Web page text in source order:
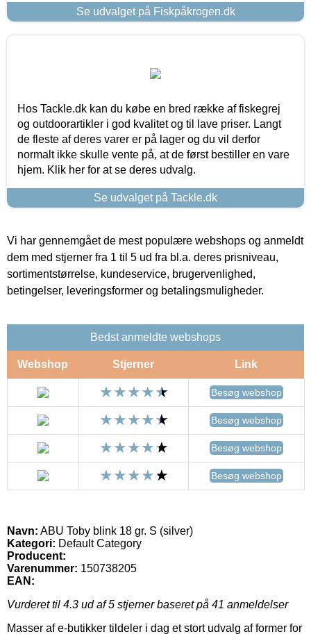
Se udvalget på Fiskpåkrogen.dk
Hos Tackle.dk kan du købe en bred række af fiskegrej
og outdoorartikler i god kvalitet og til lave priser. Langt
de fleste af deres varer er på lager og du vil derfor
normalt ikke skulle vente på, at de først bestiller en vare
hjem. Klik her for at se deres udvalg.
Se udvalget på Tackle.dk
Vi har gennemgået de mest populære webshops og anmeldt
dem med stjerner fra 1 til 5 ud fra bl.a. deres prisniveau,
sortimentstørrelse, kundeservice, brugervenlighed,
betingelser, leveringsformer og betalingsmuligheder.
Bedst anmeldte webshops
Webshop Stjerner Link
Besøg webshop
Besøg webshop
Besøg webshop
Besøg webshop
Navn: ABU Toby blink 18 gr. S (silver)
Kategori: Default Category
Producent:
Varenummer: 150738205
EAN:
Vurderet til 4.3 ud af 5 stjerner baseret på 41 anmeldelser
Masser af e-butikker tildeler i dag et stort udvalg af former for